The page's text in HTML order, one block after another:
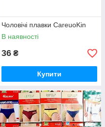
Чоловічі плавки CareuoKin
В наявності
36 ₴
Купити